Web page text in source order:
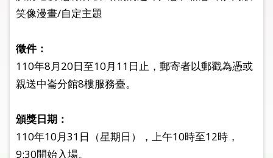
於
市
線
上
申
常
見
笑像漫畫/自定主題
徵件：
110年8月20日至10月11日止，郵寄者以郵戳為憑或
親送中崙分館8樓服務臺。
頒獎日期：
110年10月31日（星期日），上午10時至12時，
9:30開始入場。